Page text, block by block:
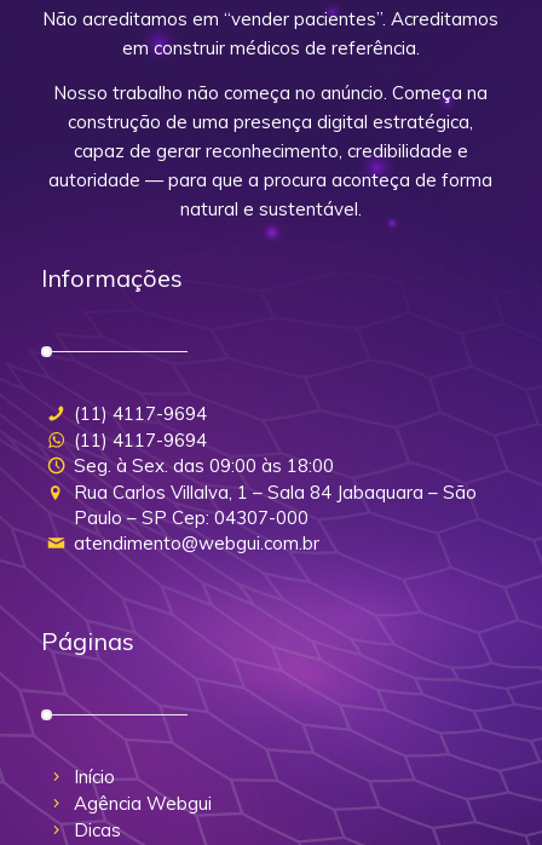
Não acreditamos em “vender pacientes”. Acreditamos
em construir médicos de referência.
Nosso trabalho não começa no anúncio. Começa na
construção de uma presença digital estratégica,
capaz de gerar reconhecimento, credibilidade e
autoridade — para que a procura aconteça de forma
natural e sustentável.
Informações
(11) 4117-9694
(11) 4117-9694
Seg. à Sex. das 09:00 às 18:00
Rua Carlos Villalva, 1 – Sala 84 Jabaquara – São
Paulo – SP Cep: 04307-000
atendimento@webgui.com.br
Páginas
Início
Agência Webgui
Dicas